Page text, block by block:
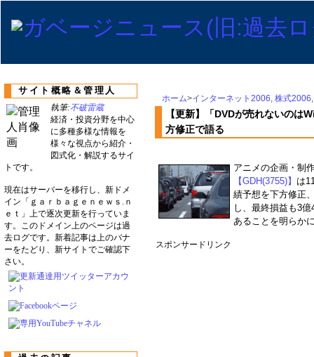
ホーム>インターネット2006, 株式2006
【更新】「DVDが売れないの
方修正で語る
アニメの企画・制
【GDH(3755)】 は
績予想を下方修正
し、最終損益も3
あることを明らか
スポンサードリンク
サイト概略＆管理人
執筆:不破雷蔵
経済・投資分野を中心
に多種多様な情報を
様々な視点から紹介・
図式化・解説するサイ
トです。
現在はサーバーを移行し、新ドメ
イン「ｇａｒｂａｇｅｎｅｗｓ.ｎ
ｅｔ」上で逐次更新を行っていま
す。このドメイン上のページは過
去ログです。新着記事は上のバナ
ーをたどり、新サイトでご確認下
さい。